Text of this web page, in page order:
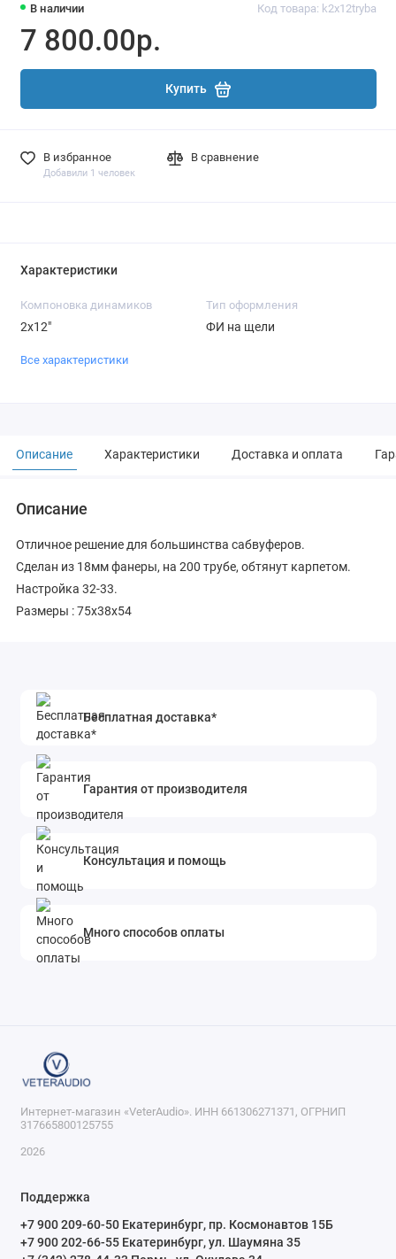
В наличии Код товара: k2x12tryba
7 800.00р.
Купить
В избранное
Добавили 1 человек
В сравнение
Характеристики
Компоновка динамиков
2x12"
Тип оформления
ФИ на щели
Все характеристики
Описание Характеристики Доставка и оплата
Описание
Отличное решение для большинства сабвуферов.
Сделан из 18мм фанеры, на 200 трубе, обтянут карпетом.
Настройка 32-33.
Размеры : 75x38x54
Бесплатная доставка*
Гарантия от производителя
Консультация и помощь
Много способов оплаты
Интернет-магазин «VeterAudio». ИНН 661306271371, ОГРНИП
317665800125755
2026
Поддержка
+7 900 209-60-50 Екатеринбург, пр. Космонавтов 15Б
+7 900 202-66-55 Екатеринбург, ул. Шаумяна 35